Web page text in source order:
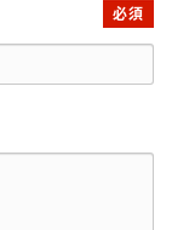
必須